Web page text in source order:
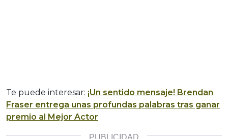
Te puede interesar: ¡Un sentido mensaje! Brendan
Fraser entrega unas profundas palabras tras ganar
premio al Mejor Actor